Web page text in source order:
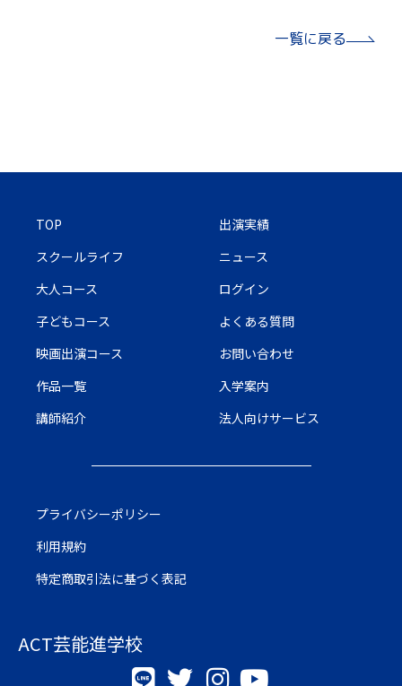
一覧に戻る
TOP
スクールライフ
大人コース
子どもコース
映画出演コース
作品一覧
講師紹介
出演実績
ニュース
ログイン
よくある質問
お問い合わせ
入学案内
法人向けサービス
プライバシーポリシー
利用規約
特定商取引法に基づく表記
ACT芸能進学校